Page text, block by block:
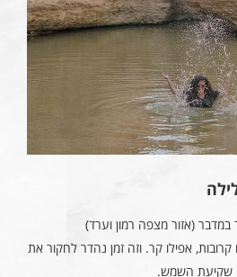
במדבר (אזור מצפה רמון וערד)
אפילו קר. וזה זמן נהדר לחקור את
שקיעת השמש.